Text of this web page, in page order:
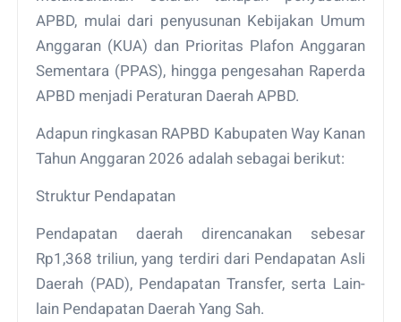
APBD, mulai dari penyusunan Kebijakan Umum
Anggaran (KUA) dan Prioritas Plafon Anggaran
Sementara (PPAS), hingga pengesahan Raperda
APBD menjadi Peraturan Daerah APBD.
Adapun ringkasan RAPBD Kabupaten Way Kanan
Tahun Anggaran 2026 adalah sebagai berikut:
Struktur Pendapatan
Pendapatan daerah direncanakan sebesar
Rp1,368 triliun, yang terdiri dari Pendapatan Asli
Daerah (PAD), Pendapatan Transfer, serta Lain-
lain Pendapatan Daerah Yang Sah.